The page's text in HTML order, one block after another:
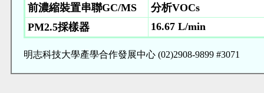
前濃縮裝置串聯GC/MS
分析VOCs
PM2.5採樣器
16.67 L/min
明志科技大學產學合作發展中心 (02)2908-9899 #3071